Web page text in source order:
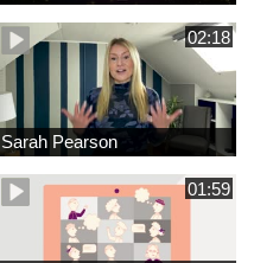
02:18
Sarah Pearson
01:59